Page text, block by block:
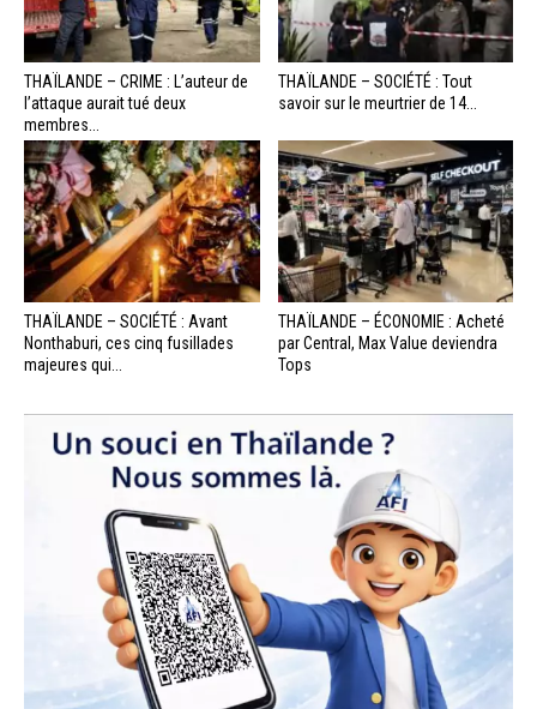
THAÏLANDE – CRIME : L’auteur de
l’attaque aurait tué deux
membres...
THAÏLANDE – SOCIÉTÉ : Tout
savoir sur le meurtrier de 14...
THAÏLANDE – SOCIÉTÉ : Avant
Nonthaburi, ces cinq fusillades
majeures qui...
THAÏLANDE – ÉCONOMIE : Acheté
par Central, Max Value deviendra
Tops